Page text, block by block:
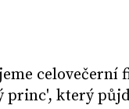
celovečerní
princ', který